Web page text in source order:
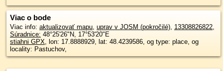
Viac o bode
Viac info: aktualizovať mapu, uprav v JOSM (pokročilé), 13308826822,
Súradnice: 48°25'26"N, 17°53'20"E
stiahni GPX, lon: 17.8888929, lat: 48.4239586, og type: place, og
locality: Pastuchov,